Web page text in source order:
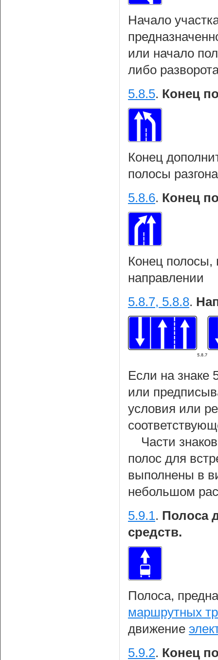
Начало
или начало
либо
5.8.5. Конец
Конец
полосы разгона
5.8.6. Конец
Конец полосы,
направлении
5.8.7, 5.8.8.
Если на знаке
или
условия или
Части
полос для
выполнены в
небольшом
5.9.1. Полоса
средств.
Полоса,
маршрутных
движение
5.9.2. Конец